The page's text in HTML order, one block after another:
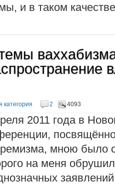
и в таком
категория 2 4093
2011 года в
мною было
на меня